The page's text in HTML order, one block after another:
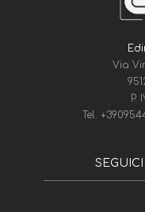
Via
P.
Tel.